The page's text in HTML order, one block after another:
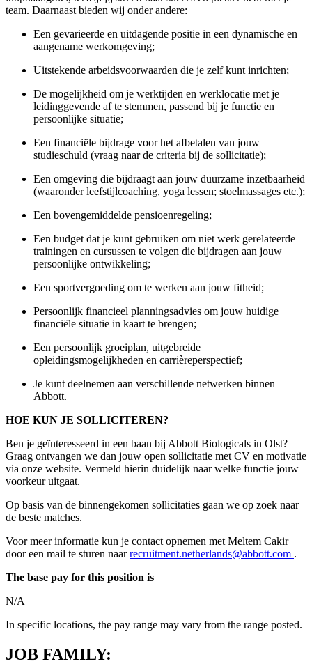
team. Daarnaast bieden wij onder andere:
Een gevarieerde en uitdagende positie in een dynamische en
aangename werkomgeving;
Uitstekende arbeidsvoorwaarden die je zelf kunt inrichten;
De mogelijkheid om je werktijden en werklocatie met je
leidinggevende af te stemmen, passend bij je functie en
persoonlijke situatie;
Een financiële bijdrage voor het afbetalen van jouw
studieschuld (vraag naar de criteria bij de sollicitatie);
Een omgeving die bijdraagt aan jouw duurzame inzetbaarheid
(waaronder leefstijlcoaching, yoga lessen; stoelmassages etc.);
Een bovengemiddelde pensioenregeling;
Een budget dat je kunt gebruiken om niet werk gerelateerde
trainingen en cursussen te volgen die bijdragen aan jouw
persoonlijke ontwikkeling;
Een sportvergoeding om te werken aan jouw fitheid;
Persoonlijk financieel planningsadvies om jouw huidige
financiële situatie in kaart te brengen;
Een persoonlijk groeiplan, uitgebreide
opleidingsmogelijkheden en carrièreperspectief;
Je kunt deelnemen aan verschillende netwerken binnen
Abbott.
HOE KUN JE SOLLICITEREN?
Ben je geïnteresseerd in een baan bij Abbott Biologicals in Olst?
Graag ontvangen we dan jouw open sollicitatie met CV en motivatie
via onze website. Vermeld hierin duidelijk naar welke functie jouw
voorkeur uitgaat.
Op basis van de binnengekomen sollicitaties gaan we op zoek naar
de beste matches.
Voor meer informatie kun je contact opnemen met Meltem Cakir
door een mail te sturen naarrecruitment.netherlands@abbott.com .
The base pay for this position is
N/A
In specific locations, the pay range may vary from the range posted.
JOB FAMILY: